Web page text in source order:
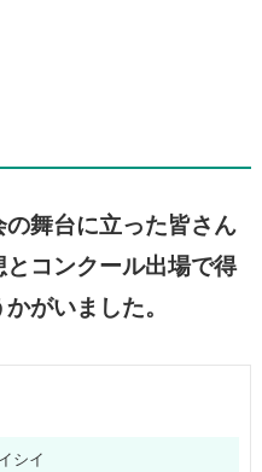
舞台に立った皆さん
コンクール出場で得
がいました。
シイ